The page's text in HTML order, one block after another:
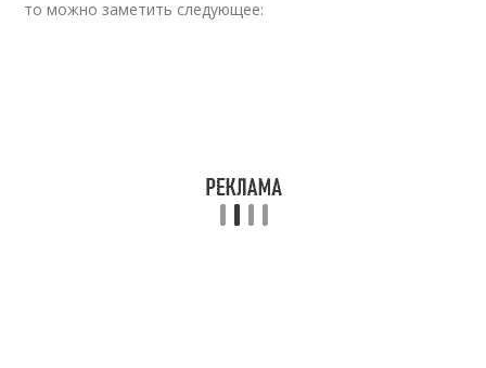
то можно заметить следующее: